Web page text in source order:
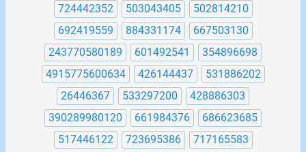
724442352
503043405
502814210
692419559
884331174
667503130
243770580189
601492541
354896698
4915775600634
426144437
531886202
26446367
533297200
428886303
390289980120
661984376
686623685
517446122
723695386
717165583